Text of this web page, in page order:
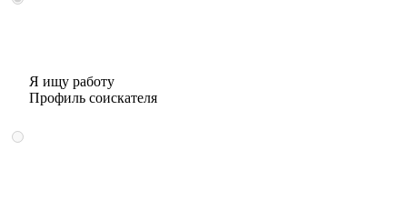
Я ищу работу
Профиль соискателя